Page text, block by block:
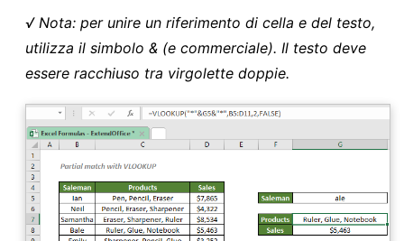
√ Nota: per unire un riferimento di cella e del testo,
utilizza il simbolo & (e commerciale). Il testo deve
essere racchiuso tra virgolette doppie.